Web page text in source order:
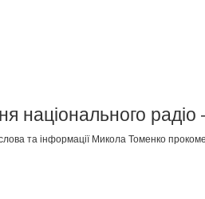
національного
та інформації Микола Томенко